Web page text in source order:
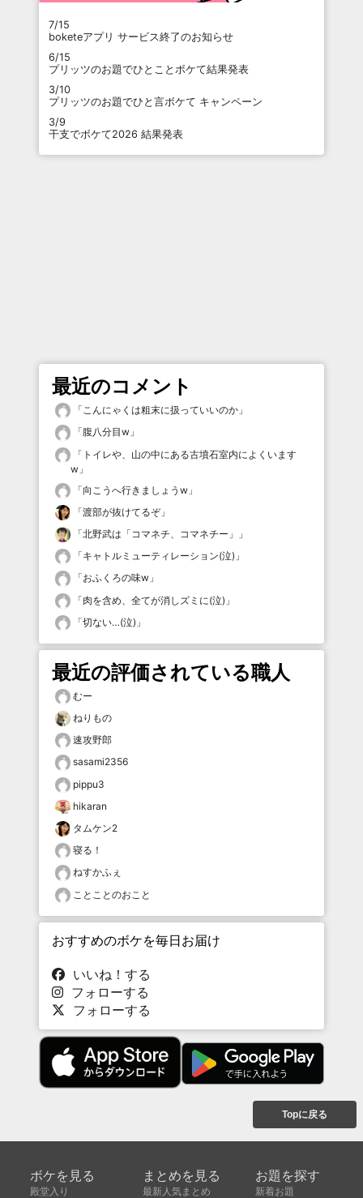
7/15
boketeアプリ サービス終了のお知らせ
6/15
プリッツのお題でひとことボケて結果発表
3/10
プリッツのお題でひと言ボケて キャンペーン
3/9
干支でボケて2026 結果発表
最近のコメント
「こんにゃくは粗末に扱っていいのか 」
「腹八分目w 」
「 トイレや、山の中にある古墳石室内によくいます
w 」
「向こうへ行きましょうw 」
「渡部が抜けてるぞ」
「北野武は「コマネチ、コマネチー」
」
「キャトルミューティレーション(泣) 」
「おふくろの味w 」
「肉を含め、全てが消しズミに(泣) 」
「切ない…(泣) 」
最近の評価されている職人
むー
ねりもの
速攻野郎
sasami2356
pippu3
hikaran
タムケン2
寝る！
ねすかふぇ
ことことのおこと
おすすめのボケを毎日お届け
いいね！する
フォローする
フォローする
Topに戻る
ボケを見る
殿堂入り
まとめを見る
最新人気まとめ
お題を探す
新着お題